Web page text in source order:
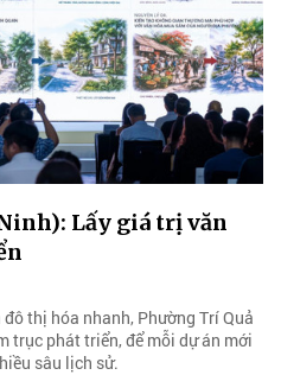
Lấy giá trị văn
thị hóa nhanh, Phường Trí Quả
trục phát triển, để mỗi dự án mới
sâu lịch sử.